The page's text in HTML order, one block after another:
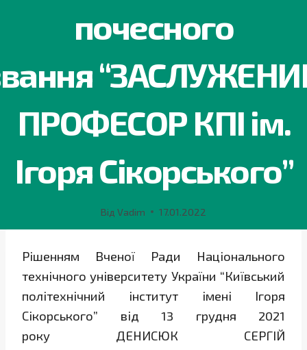
почесного
ПРОФЕСОР КПІ ім.
Ігоря Сікорського”
Від Vadim 17.01.2022
Рішенням Вченої Ради Національного
технічного університету України “Київський
політехнічний інститут імені Ігоря
Сікорського” від 13 грудня 2021
року ДЕНИСЮК СЕРГІЙ